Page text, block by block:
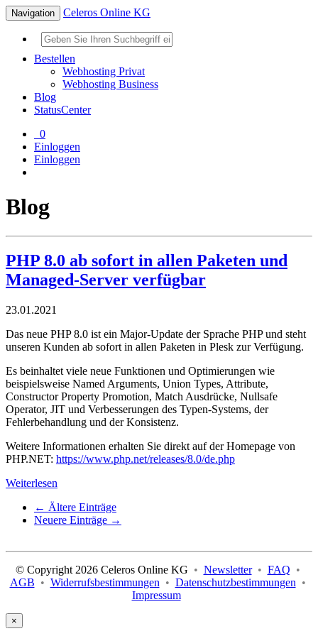
Navigation Celeros Online KG
Bestellen
Webhosting Privat
Webhosting Business
Blog
StatusCenter
0
Einloggen
Einloggen
Blog
PHP 8.0 ab sofort in allen Paketen und
Managed-Server verfügbar
23.01.2021
Das neue PHP 8.0 ist ein Major-Update der Sprache PHP und steht
unseren Kunden ab sofort in allen Paketen in Plesk zur Verfügung.
Es beinhaltet viele neue Funktionen und Optimierungen wie
beispielsweise Named Arguments, Union Types, Attribute,
Constructor Property Promotion, Match Ausdrücke, Nullsafe
Operator, JIT und Verbesserungen des Typen-Systems, der
Fehlerbehandlung und der Konsistenz.
Weitere Informationen erhalten Sie direkt auf der Homepage von
PHP.NET: https://www.php.net/releases/8.0/de.php
Weiterlesen
← Ältere Einträge
Neuere Einträge →
© Copyright 2026 Celeros Online KG • Newsletter • FAQ •
AGB • Widerrufsbestimmungen • Datenschutzbestimmungen •
Impressum
×